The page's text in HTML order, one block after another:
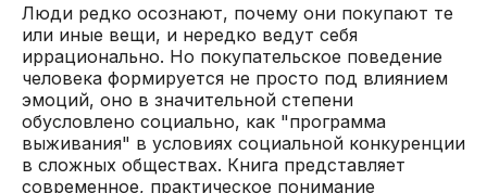
Люди редко осознают, почему они покупают те
или иные вещи, и нередко ведут себя
иррационально. Но покупательское поведение
человека формируется не просто под влиянием
эмоций, оно в значительной степени
обусловлено социально, как "программа
выживания" в условиях социальной конкуренции
в сложных обществах. Книга представляет
современное, практическое понимание